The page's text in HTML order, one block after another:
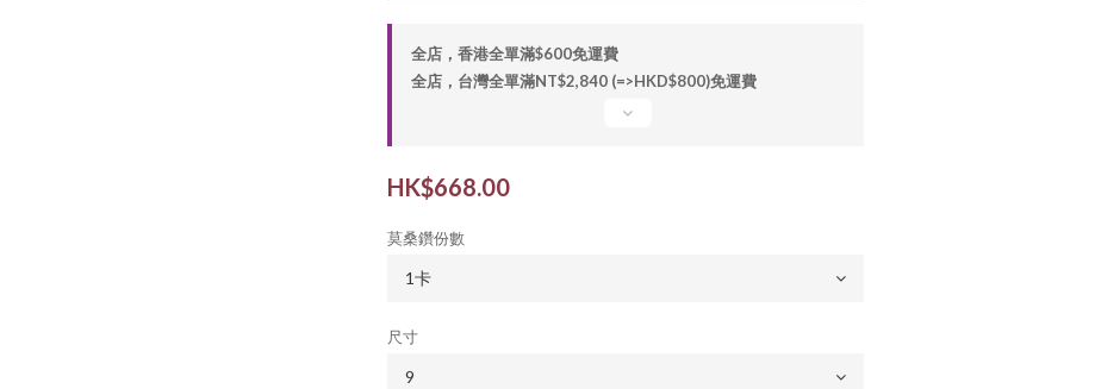
全店，香港全單滿$600免運費
全店，台灣全單滿NT$2,840 (=>HKD$800)免運費
HK$668.00
莫桑鑽份數
尺寸